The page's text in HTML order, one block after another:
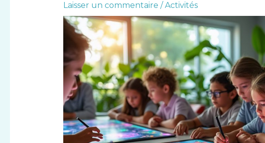
Laisser un commentaire / Activités